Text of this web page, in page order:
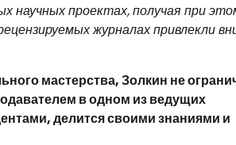
научных проектах, получая при
журналах привлекли
мастерства, Золкин не
в одном из ведущих
делится своими знаниями и